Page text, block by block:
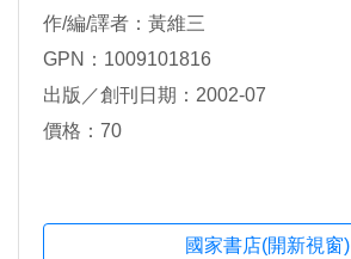
作/編/譯者：黃維三
GPN：1009101816
出版／創刊日期：2002-07
價格：70
國家書店(開新視窗)